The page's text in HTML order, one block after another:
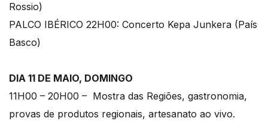
Rossio)
PALCO IBÉRICO 22H00: Concerto Kepa Junkera (País
Basco)
DIA 11 DE MAIO, DOMINGO
11H00 – 20H00 – Mostra das Regiões, gastronomia,
provas de produtos regionais, artesanato ao vivo.